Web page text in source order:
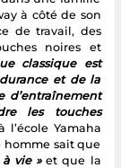
à côté de son
de travail, des
noires et
classique est
et de la
d’entraînement
les touches
Yamaha
homme sait que
vie » et que la